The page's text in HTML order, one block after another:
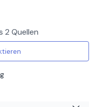
2 Quellen